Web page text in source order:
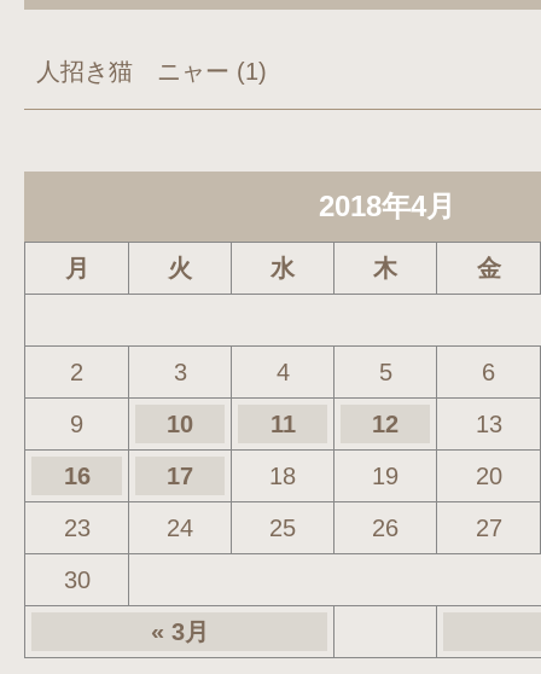
人招き猫 ニャー (1)
2018年4月
月 火 水 木 金
« 3月
2 3 4 5
6
9
10 11 12
13
16
17 18 19
20
23
24 25 26
27
30